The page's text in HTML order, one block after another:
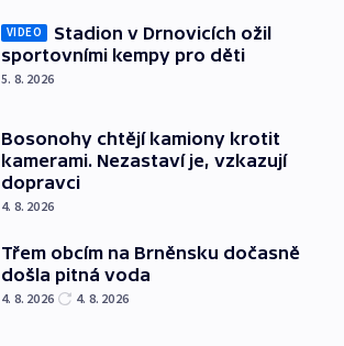
VIDEO
Stadion v Drnovicích ožil
sportovními kempy pro děti
5. 8. 2026
Bosonohy chtějí kamiony krotit
kamerami. Nezastaví je, vzkazují
dopravci
4. 8. 2026
Třem obcím na Brněnsku dočasně
došla pitná voda
4. 8. 2026 4. 8. 2026